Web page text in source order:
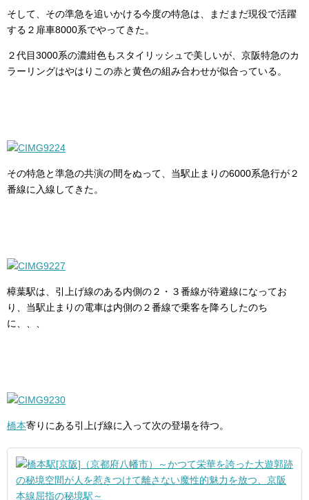
そして、その準急を追いかける今度の特急は、まだまだ現役で活躍
する２扉車8000系でやってきた。
２代目3000系の濃紺色もスタイリッシュで美しいが、京阪特急のカ
ラーリングはやはりこの赤と黄色の組み合わせが似合っている。
その特急と準急の共演の間をぬって、当駅止まりの6000系急行が２
番線に入線してきた。
樟葉駅は、引上げ線のある内側の２・３番線が待避線になってお
り、当駅止まりの電車は内側の２番線で乗客を降ろしたのち
に、、、
橋本寄りにある引上げ線に入って次の登場を待つ。